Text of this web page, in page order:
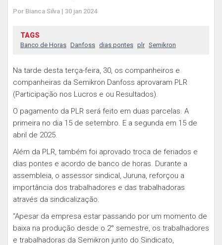
Por Bianca Silva | 30 jan 2024
TAGS
Banco de Horas Danfoss dias pontes plr Semikron
Na tarde desta terça-feira, 30, os companheiros e
companheiras da Semikron Danfoss aprovaram PLR
(Participação nos Lucros e ou Resultados).
O pagamento da PLR será feito em duas parcelas. A
primeira no dia 15 de setembro. E a segunda em 15 de
abril de 2025.
Além da PLR, também foi aprovado troca de feriados e
dias pontes e acordo de banco de horas. Durante a
assembleia, o assessor sindical, Juruna, reforçou a
importância dos trabalhadores e das trabalhadoras
através da sindicalização.
“Apesar da empresa estar passando por um momento de
baixa na produção desde o 2° semestre, os trabalhadores
e trabalhadoras da Semikron junto do Sindicato,